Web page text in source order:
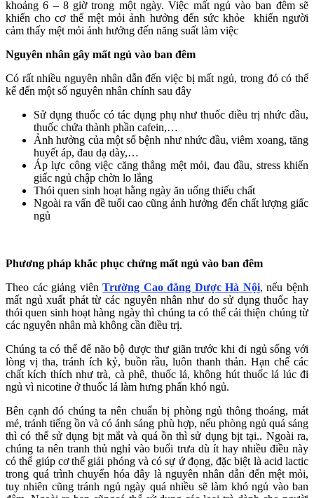
khoảng 6 – 8 giờ trong một ngày. Việc mất ngủ vào ban đêm sẽ
khiến cho cơ thể mệt mỏi ảnh hưởng đến sức khỏe khiến người
cảm thấy mệt mỏi ảnh hưởng đến năng suất làm việc
Nguyên nhân gây mất ngủ vào ban đêm
Có rất nhiều nguyên nhân dẫn đến việc bị mất ngủ, trong đó có thể
kể đến một số nguyên nhân chính sau đây
Sử dụng thuốc có tác dụng phụ như thuốc điều trị nhức đầu,
thuốc chứa thành phần cafein,…
Ảnh hưởng của một số bệnh như nhức đầu, viêm xoang, tăng
huyết áp, đau dạ dày,…
Áp lực công việc căng thẳng mệt mỏi, đau đầu, stress khiến
giấc ngủ chập chờn lo lắng
Thói quen sinh hoạt hằng ngày ăn uống thiếu chất
Ngoài ra vấn đề tuổi cao cũng ảnh hưởng đến chất lượng giấc
ngủ
Phương pháp khắc phục chứng mất ngủ vào ban đêm
Theo các giảng viênTrường Cao đẳng Dược Hà Nội, nếu bệnh
mất ngủ xuất phát từ các nguyên nhân như do sử dụng thuốc hay
thói quen sinh hoạt hàng ngày thì chúng ta có thể cải thiện chúng từ
các nguyên nhân mà không cần điều trị.
Chúng ta có thể để não bộ được thư giãn trước khi đi ngủ sống với
lòng vị tha, tránh ích kỷ, buồn rầu, luôn thanh thản. Hạn chế các
chất kích thích như trà, cà phê, thuốc lá, không hút thuốc lá lúc đi
ngủ vì nicotine ở thuốc lá làm hưng phấn khó ngủ.
Bên cạnh đó chúng ta nên chuẩn bị phòng ngủ thông thoáng, mát
mẻ, tránh tiếng ồn và có ánh sáng phù hợp, nếu phòng ngủ quá sáng
thì có thể sử dụng bịt mắt và quá ồn thì sử dụng bịt tại.. Ngoài ra,
chúng ta nên tranh thủ nghỉ vào buổi trưa dù ít hay nhiều điều này
có thể giúp cơ thể giải phóng và có sự ứ đọng, đặc biệt là acid lactic
trong quá trình chuyển hóa đây là nguyên nhân dẫn đến mệt mỏi,
tuy nhiên cũng tránh ngủ ngày quá nhiều sẽ làm khó ngủ vào ban